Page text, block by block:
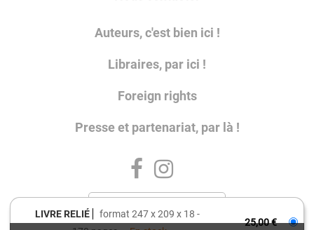
LIVRE RELIÉ
format 247 x 209 x 18
25,00 €
Auteurs, c'est bien ici !
Libraires, par ici !
Foreign rights
Presse et partenariat, par là !